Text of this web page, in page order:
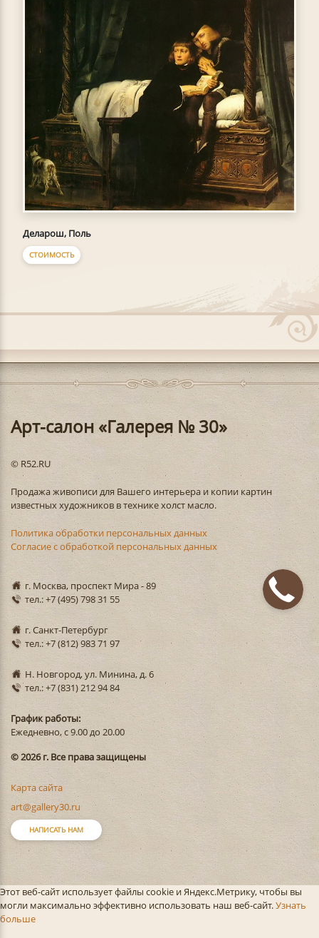
Деларош, Поль
СТОИМОСТЬ
Арт-салон «Галерея № 30»
© R52.RU
Продажа живописи для Вашего интерьера и копии картин
известных художников в технике холст масло.
Политика обработки персональных данных
Согласие с обработкой персональных данных
г. Москва, проспект Мира - 89
тел.: +7 (495) 798 31 55
г. Санкт-Петербург
тел.: +7 (812) 983 71 97
Н. Новгород, ул. Минина, д. 6
тел.: +7 (831) 212 94 84
График работы:
Ежедневно, с 9.00 до 20.00
© 2026 г. Все права защищены
Карта сайта
art@gallery30.ru
НАПИСАТЬ НАМ
Этот веб-сайт использует файлы cookie и Яндекс.Метрику, чтобы вы
могли максимально эффективно использовать наш веб-сайт.Узнать
больше